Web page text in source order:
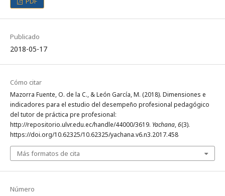
Publicado
2018-05-17
Cómo citar
Mazorra Fuente, O. de la C., & León García, M. (2018). Dimensiones e
indicadores para el estudio del desempeño profesional pedagógico
del tutor de práctica pre profesional:
http://repositorio.ulvr.edu.ec/handle/44000/3619. Yachana,6(3).
https://doi.org/10.62325/10.62325/yachana.v6.n3.2017.458
Más formatos de cita
Número